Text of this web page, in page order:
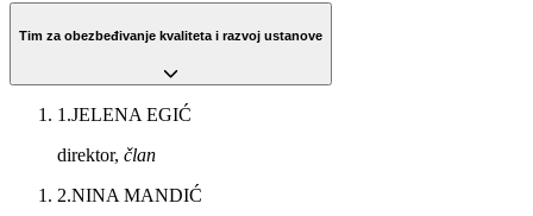
Tim za obezbeđivanje kvaliteta i razvoj ustanove
1 .JELENA EGIĆ
direktor, član
2.NINA MANDIĆ